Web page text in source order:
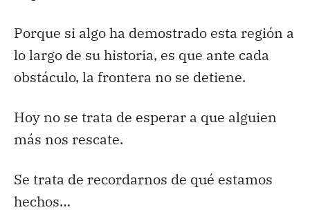
Porque si algo ha demostrado esta región a
lo largo de su historia, es que ante cada
obstáculo, la frontera no se detiene.
Hoy no se trata de esperar a que alguien
más nos rescate.
Se trata de recordarnos de qué estamos
hechos…